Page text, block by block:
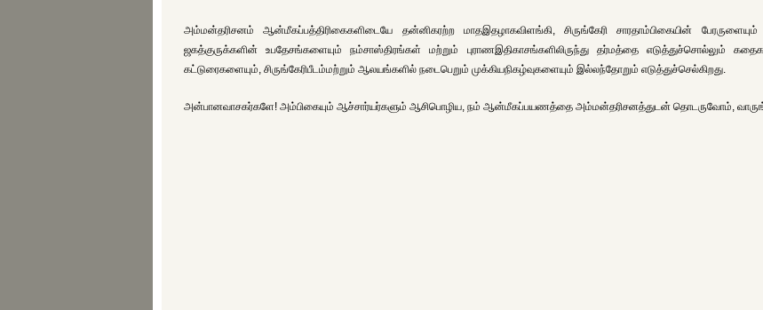
அம்மன்தரிசனம் ஆன்மீகப்பத்திரிகைகளிடையே தன்னிகரற்ற மாதஇதழாகவிளங்கி, சிருங்கேரி சாரதாம்பிகையின் பேரருளையும்
ஜகத்குருக்களின் உபதேசங்களையும் நம்சாஸ்திரங்கள் மற்றும் புராணஇதிகாசங்களிலிருந்து தர்மத்தை எடுத்துச்சொல்லும்
கட்டுரைகளையும், சிருங்கேரிபீடம்மற்றும் ஆலயங்களில் நடைபெறும் முக்கியநிகழ்வுகளையும் இல்லந்தோறும் எடுத்துச்செல்கிறது.
அன்பானவாசகர்களே! அம்பிகையும் ஆச்சார்யர்களும் ஆசிபொழிய, நம் ஆன்மீகப்பயணத்தை அம்மன்தரிசனத்துடன் தொடருவோம்,